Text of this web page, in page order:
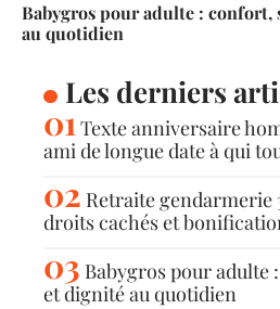
Babygros pour adulte :
au quotidien
Les derniers
Texte anniversaire
ami de longue date à qui
Retraite gendarmerie
droits cachés et
Babygros pour adulte
et dignité au quotidien